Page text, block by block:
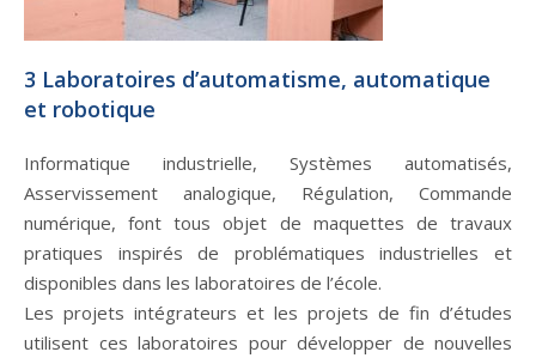
3 Laboratoires d’automatisme, automatique
et robotique
Informatique industrielle, Systèmes automatisés,
Asservissement analogique, Régulation, Commande
numérique, font tous objet de maquettes de travaux
pratiques inspirés de problématiques industrielles et
disponibles dans les laboratoires de l’école.
Les projets intégrateurs et les projets de fin d’études
utilisent ces laboratoires pour développer de nouvelles